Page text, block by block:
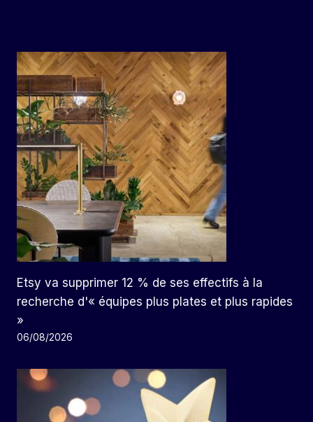
Etsy va supprimer 12 % de ses effectifs à la
recherche d'« équipes plus plates et plus rapides
»
06/08/2026